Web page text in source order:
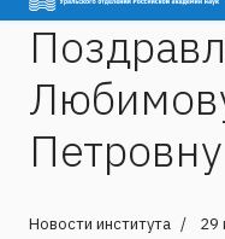
Петровну
Новости института 29